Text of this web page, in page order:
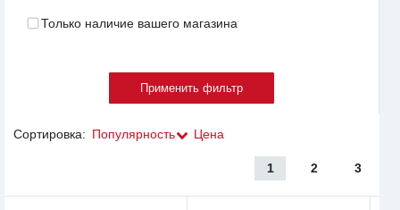
Только наличие вашего магазина
Сортировка: Популярность Цена
1 2 3